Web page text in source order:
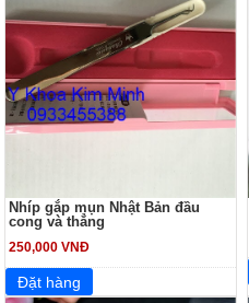
Nhíp gắp mụn Nhật Bản đầu
cong và thẳng
250,000 VNĐ